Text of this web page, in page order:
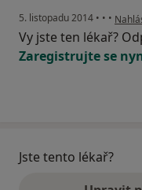
5. listopadu 2014 • • • podle
Vy jste ten lékař?
Zaregistrujte se
Jste tento lékař?